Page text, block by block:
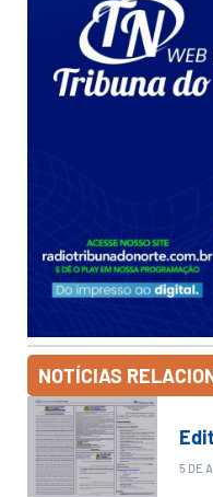
NOTÍCIAS
5 DE